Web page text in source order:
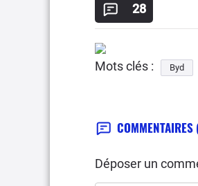
28
Mots clés : Byd
COMMENTAIRES
Déposer un